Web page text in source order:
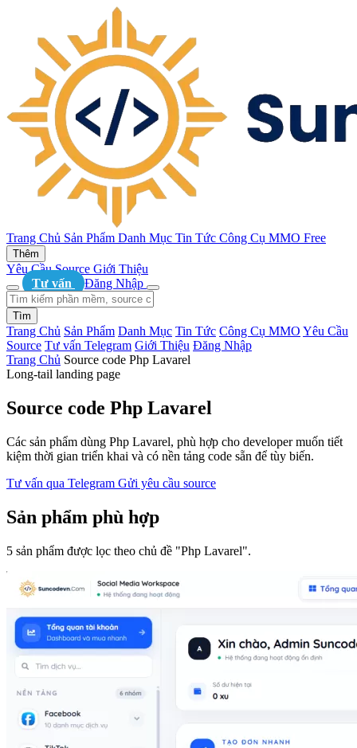
Trang Chủ Sản Phẩm Danh Mục Tin Tức Công Cụ MMO Free
Thêm
Yêu Cầu Source Giới Thiệu
Tư vấn
Đăng Nhập
Tìm
Trang Chủ Sản Phẩm Danh Mục Tin Tức Công Cụ MMO Yêu Cầu
Source Tư vấn Telegram Giới Thiệu Đăng Nhập
Trang Chủ Source code Php Lavarel
Long-tail landing page
Source code Php Lavarel
Các sản phẩm dùng Php Lavarel, phù hợp cho developer muốn tiết
kiệm thời gian triển khai và có nền tảng code sẵn để tùy biến.
Tư vấn qua Telegram Gửi yêu cầu source
Sản phẩm phù hợp
5 sản phẩm được lọc theo chủ đề "Php Lavarel".